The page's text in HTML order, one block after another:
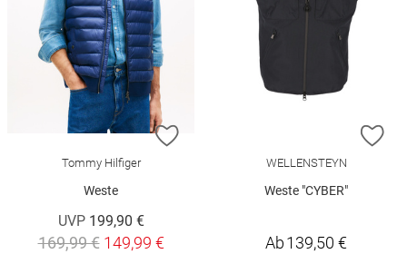
ZUR WUNSCHLISTE HINZUFÜGEN
Tommy Hilfiger
Weste
UVP 199,90 €
169,99 € 149,99 €
WELLENSTEYN
Weste "CYBER"
Ab139,50 €